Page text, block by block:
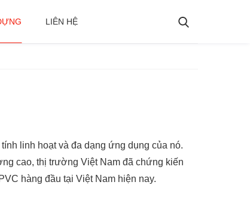
LIÊN HỆ
linh hoạt và đa dạng ứng dụng của nó.
cao, thị trường Việt Nam đã chứng kiến
hàng đầu tại Việt Nam hiện nay.